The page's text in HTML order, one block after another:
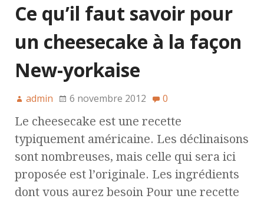
Ce qu’il faut savoir pour
un cheesecake à la façon
New-yorkaise
admin 6 novembre 2012 0
Le cheesecake est une recette
typiquement américaine. Les déclinaisons
sont nombreuses, mais celle qui sera ici
proposée est l’originale. Les ingrédients
dont vous aurez besoin Pour une recette